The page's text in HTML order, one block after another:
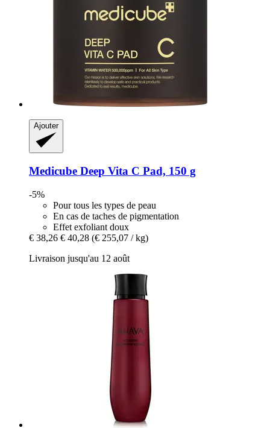
Ajouter
Medicube Deep Vita C Pad, 150 g
-5%
Pour tous les types de peau
En cas de taches de pigmentation
Effet exfoliant doux
€ 38,26 € 40,28 (€ 255,07 / kg)
Livraison jusqu'au 12 août